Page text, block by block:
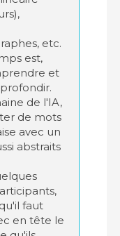
etc.
est,
et
de l'IA,
de mots
avec un
abstraits
faut
en tête le